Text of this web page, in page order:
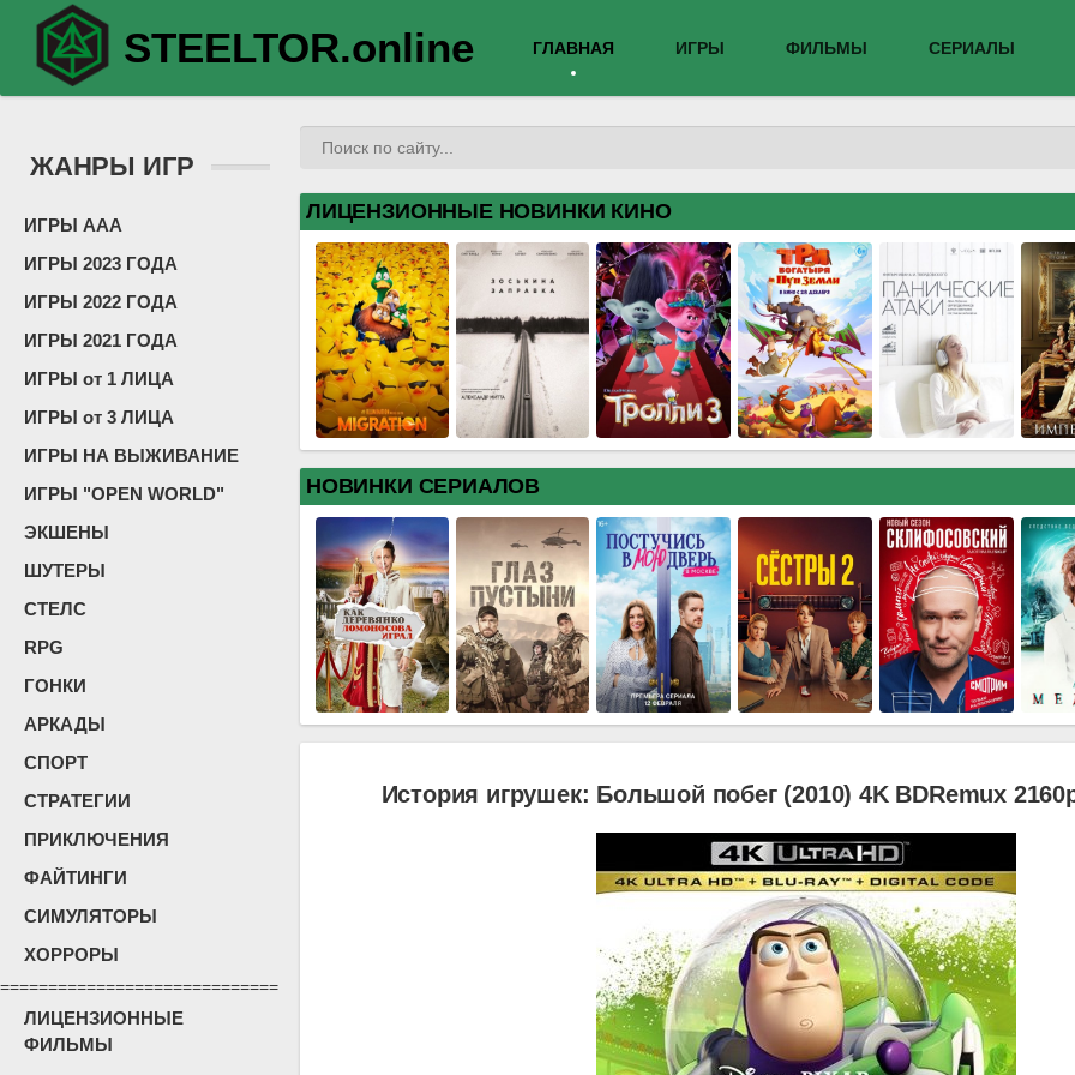
STEELTOR.online ГЛАВНАЯ ИГРЫ ФИЛЬМЫ СЕРИАЛЫ
ЖАНРЫ ИГР
ИГРЫ ААА
ИГРЫ 2023 ГОДА
ИГРЫ 2022 ГОДА
ИГРЫ 2021 ГОДА
ИГРЫ от 1 ЛИЦА
ИГРЫ от 3 ЛИЦА
ИГРЫ НА ВЫЖИВАНИЕ
ИГРЫ "OPEN WORLD"
ЭКШЕНЫ
ШУТЕРЫ
СТЕЛС
RPG
ГОНКИ
АРКАДЫ
СПОРТ
СТРАТЕГИИ
ПРИКЛЮЧЕНИЯ
ФАЙТИНГИ
СИМУЛЯТОРЫ
ХОРРОРЫ
=============================
ЛИЦЕНЗИОННЫЕ
ФИЛЬМЫ
ЛИЦЕНЗИОННЫЕ НОВИНКИ КИНО
НОВИНКИ СЕРИАЛОВ
История игрушек: Большой побег (2010) 4K BDRemux